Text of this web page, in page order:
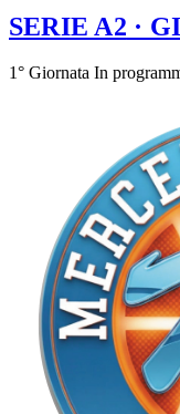
SERIE A2 ·
1° Giornata In